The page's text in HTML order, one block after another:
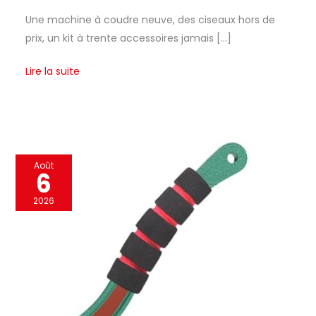
Une machine à coudre neuve, des ciseaux hors de
prix, un kit à trente accessoires jamais […]
Lire la suite
Août
6
2026
Test